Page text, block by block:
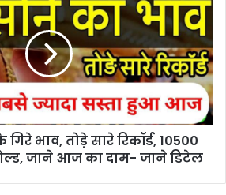
भाव, तोड़े सारे रिकॉर्ड, 10500
जाने आज का दाम- जाने डिटेल